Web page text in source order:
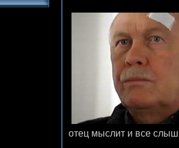
отец мыслит и все